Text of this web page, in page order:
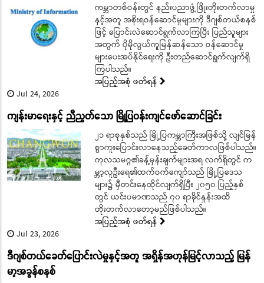
ကမ္ဘာတစ်ဝန်းတွင် နည်းပညာဖွံ့ဖြိုးတိုးတက်လာမှု
နှင့်အတူ အစိုးရဝန်ဆောင်မှုများကို ဒီဂျစ်တယ်စနစ်
ဖြင့် ပြောင်းလဲဆောင်ရွက်လာကြပြီး ပြည်သူများ
အတွက် ပိုမိုလွယ်ကူမြန်ဆန်သော ဝန်ဆောင်မှု
များပေးအပ်နိုင်ရေးကို ဦးတည်ဆောင်ရွက်လျက်ရှိ
ကြပါသည်။
အပြည့်အစုံ ဖတ်ရန်
Jul 24, 2026
ကျန်းမာရေးနှင့် ညီညွတ်သော မြို့ပြဝန်းကျင်ဖော်ဆောင်ခြင်း
၂၁ ရာစုနှစ်သည် မြို့ပြကမ္ဘာကြီးအဖြစ်သို့ လျင်မြန်
စွာကူးပြောင်းလာနေသည့်ခေတ်ကာလဖြစ်ပါသည်။
ကုလသမဂ္ဂ၏ခန့်မှန်းချက်များအရ လက်ရှိတွင် က
မ္ဘာ့လူဦးရေ၏ထက်ဝက်ကျော်သည် မြို့ပြဒေသ
များ၌ မှီတင်းနေထိုင်လျက်ရှိပြီး ၂၀၅၀ ပြည့်နှစ်
တွင် ယင်းပမာဏသည် ၇၀ ရာခိုင်နှုန်းအထိ
တိုးတက်လာတော့မည်ဖြစ်ပါသည်။
အပြည့်အစုံ ဖတ်ရန်
Jul 23, 2026
ဒီဂျစ်တယ်ခေတ်ပြောင်းလဲမှုနှင့်အတူ အရှိန်အဟုန်မြင့်လာသည့် မြန်
မာ့အခွန်စနစ်